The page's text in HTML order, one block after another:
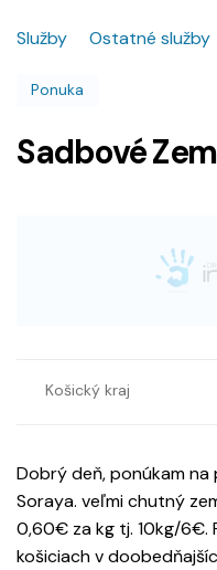
Služby Ostatné služby
Ponuka
Sadbové
Košický kraj
Dobrý deň, ponúkam
Soraya. veľmi chutný
0,60€ za kg tj. 10kg/6€.
košiciach v